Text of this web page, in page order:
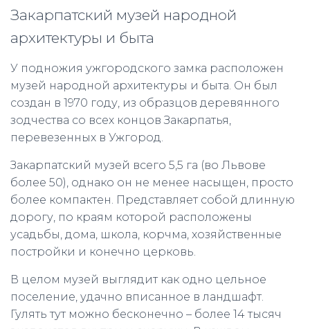
Закарпатский музей народной
архитектуры и быта
У подножия ужгородского замка расположен
музей народной архитектуры и быта. Он был
создан в 1970 году, из образцов деревянного
зодчества со всех концов Закарпатья,
перевезенных в Ужгород.
Закарпатский музей всего 5,5 га (во Львове
более 50), однако он не менее насыщен, просто
более компактен. Представляет собой длинную
дорогу, по краям которой расположены
усадьбы, дома, школа, корчма, хозяйственные
постройки и конечно церковь.
В целом музей выглядит как одно цельное
поселение, удачно вписанное в ландшафт.
Гулять тут можно бесконечно – более 14 тысяч